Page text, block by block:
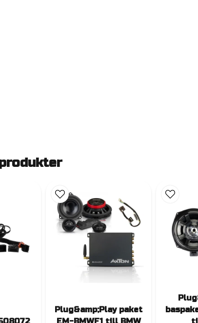
Plug&amp;Play paket